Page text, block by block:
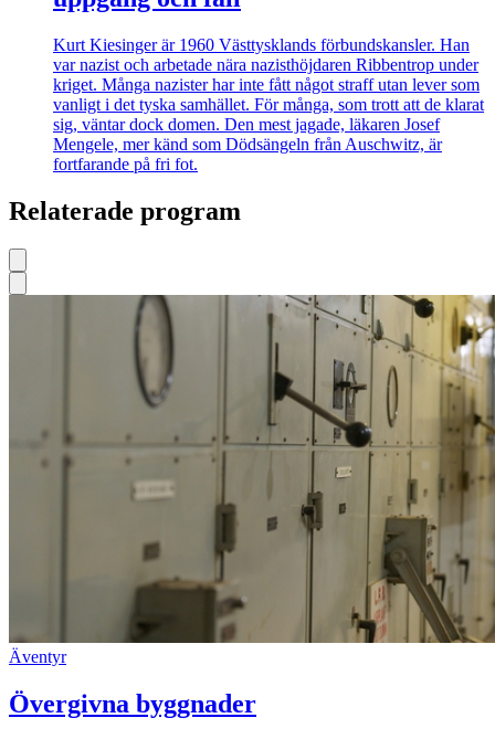
Kurt Kiesinger är 1960 Västtysklands förbundskansler. Han
var nazist och arbetade nära nazisthöjdaren Ribbentrop under
kriget. Många nazister har inte fått något straff utan lever som
vanligt i det tyska samhället. För många, som trott att de klarat
sig, väntar dock domen. Den mest jagade, läkaren Josef
Mengele, mer känd som Dödsängeln från Auschwitz, är
fortfarande på fri fot.
Relaterade program
Äventyr
Övergivna byggnader